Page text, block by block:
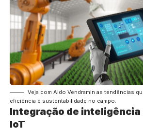
Veja com Aldo Vendramin as tendências
eficiência e sustentabilidade no campo.
Integração de
IoT